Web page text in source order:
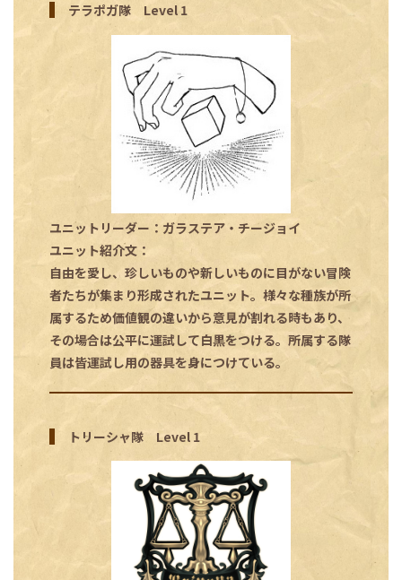
テラポガ隊 Level 1
ユニットリーダー：ガラステア・チージョイ
ユニット紹介文：
自由を愛し、珍しいものや新しいものに目がない冒険
者たちが集まり形成されたユニット。様々な種族が所
属するため価値観の違いから意見が割れる時もあり、
その場合は公平に運試して白黒をつける。所属する隊
員は皆運試し用の器具を身につけている。
トリーシャ隊 Level 1